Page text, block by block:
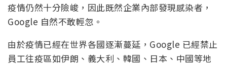
疫情仍然十分險峻，因此既然企業內部發現感染者，
Google 自然不敢輕忽。
由於疫情已經在世界各國逐漸蔓延，Google 已經禁止
員工往疫區如伊朗、義大利、韓國、日本、中國等地